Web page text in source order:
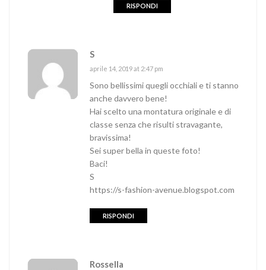
RISPONDI
S
aprile 14, 2019 at 2:47 pm
Sono bellissimi quegli occhiali e ti stanno
anche davvero bene!
Hai scelto una montatura originale e di
classe senza che risulti stravagante,
bravissima!
Sei super bella in queste foto!
Baci!
S
https://s-fashion-avenue.blogspot.com
RISPONDI
Rossella